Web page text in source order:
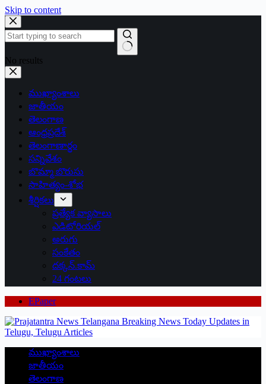
Skip to content
No results
ముఖ్యాంశాలు
జాతీయం
తెలంగాణ
ఆంధ్రప్రదేశ్
తెలంగాణార్థం
సన్నివేశం
బొమ్మా బొరుసు
సాహిత్యం-శోభ
శీర్షికలు
ప్రత్యేక వ్యాసాలు
ఎడిటోరియల్
అరుగు
సంకేతం
దక్కన్.కామ్
24 గంటలు
EPaper
ముఖ్యాంశాలు
జాతీయం
తెలంగాణ